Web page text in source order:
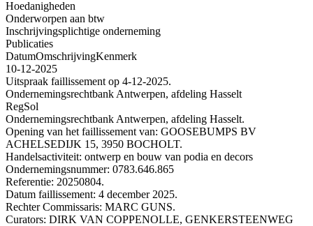
Hoedanigheden
Onderworpen aan btw
Inschrijvingsplichtige onderneming
Publicaties
DatumOmschrijvingKenmerk
10-12-2025
Uitspraak faillissement op 4-12-2025.
Ondernemingsrechtbank Antwerpen, afdeling Hasselt
RegSol
Ondernemingsrechtbank Antwerpen, afdeling Hasselt.
Opening van het faillissement van: GOOSEBUMPS BV
ACHELSEDIJK 15, 3950 BOCHOLT.
Handelsactiviteit: ontwerp en bouw van podia en decors
Ondernemingsnummer: 0783.646.865
Referentie: 20250804.
Datum faillissement: 4 december 2025.
Rechter Commissaris: MARC GUNS.
Curators: DIRK VAN COPPENOLLE, GENKERSTEENWEG